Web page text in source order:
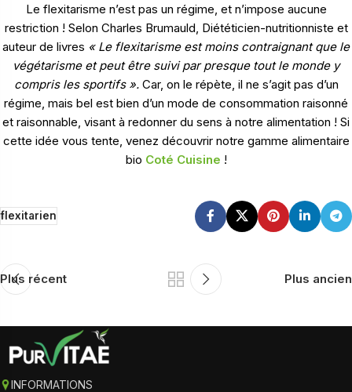
Le flexitarisme n’est pas un régime, et n’impose aucune
restriction ! Selon Charles Brumauld, Diététicien-nutritionniste et
auteur de livres « Le flexitarisme est moins contraignant que le
végétarisme et peut être suivi par presque tout le monde y
compris les sportifs ».Car, on le répète, il ne s’agit pas d’un
régime, mais bel est bien d’un mode de consommation raisonné
et raisonnable, visant à redonner du sens à notre alimentation ! Si
cette idée vous tente, venez découvrir notre gamme alimentaire
bio Coté Cuisine !
flexitarien
Plus récent Plus ancien
INFORMATIONS